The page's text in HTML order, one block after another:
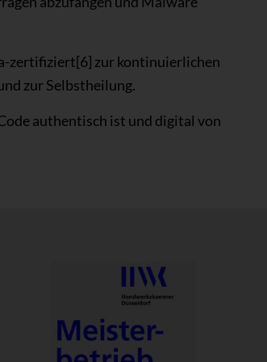
zertifiziert[6] zur kontinuierlichen
zur Selbstheilung.
authentisch ist und digital von